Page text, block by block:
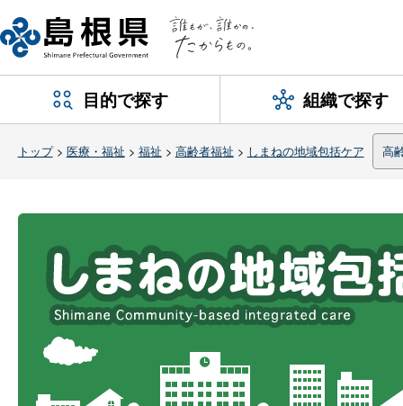
目的で探す 組織で探す
トップ> 医療・福祉 > 福祉 > 高齢者福祉 > しまねの地域包括ケア 高